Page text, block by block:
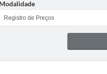
Modalidade